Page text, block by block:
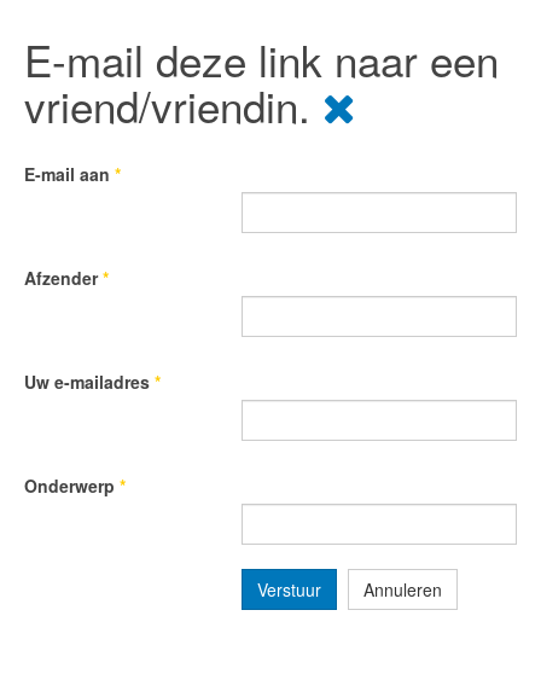
E-mail deze link naar een
vriend/vriendin.
E-mail aan *
Afzender*
Uw e-mailadres *
Onderwerp *
Verstuur Annuleren